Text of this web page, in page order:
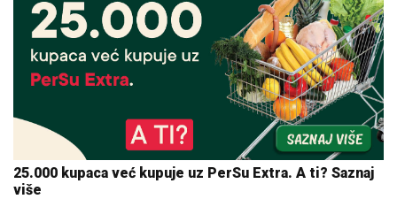
25.000 kupaca već kupuje uz PerSu Extra. A ti? Saznaj
više